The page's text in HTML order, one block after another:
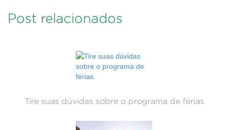
Post relacionados
Tire suas dúvidas sobre o programa de férias